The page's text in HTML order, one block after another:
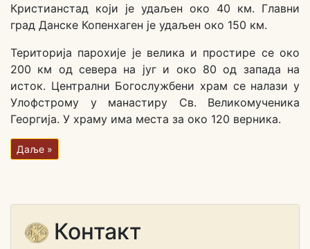
Кристианстад који је удаљен око 40 км. Главни
град Данске Копенхаген је удаљен око 150 км.
Територија парохије је велика и простире се око
200 км од севера на југ и око 80 од запада на
исток. Централни Богослужбени храм се налази у
Улофстрому у манастиру Св. Великомученика
Георгија. У храму има места за око 120 верника.
Даље »
Контакт